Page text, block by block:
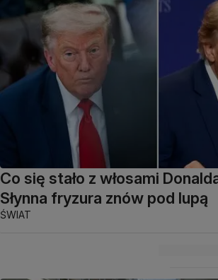
Co się stało z włosami
Słynna fryzura znów pod lupą
ŚWIAT